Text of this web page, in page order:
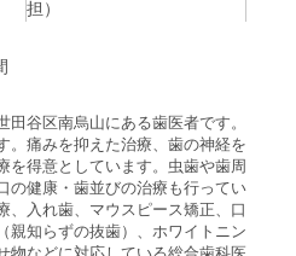
谷区南烏山にある歯医者です。
。痛みを抑えた治療、歯の神経を
を得意としています。虫歯や歯周
の健康・歯並びの治療も行ってい
、入れ歯、マウスピース矯正、口
親知らずの抜歯）、ホワイトニン